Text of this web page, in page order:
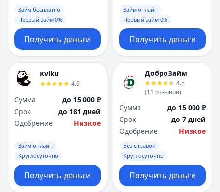
Займ бесплатно
Первый займ 0%
Получить деньги
Займ онлайн
Первый займ 0%
Получить деньги
Kviku
4.9
Сумма
до 15 000 ₽
Срок
до 181 дней
Одобрение
Низкое
Займ онлайн
Круглосуточно
Получить деньги
ДоброЗайм
4.5
(11 отзывов)
Сумма
до 15 000 ₽
Срок
до 7 дней
Одобрение
Низкое
Без справок
Круглосуточно
Получить деньги